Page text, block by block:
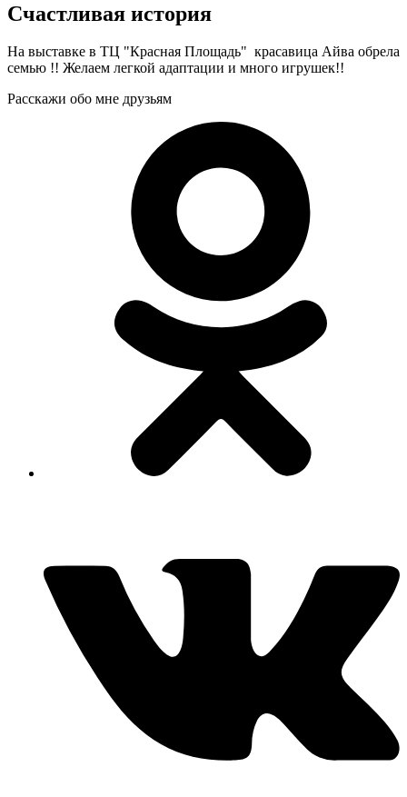
Счастливая история
На выставке в ТЦ "Красная Площадь" красавица Айва обрела
семью !! Желаем легкой адаптации и много игрушек!!
Расскажи обо мне друзьям